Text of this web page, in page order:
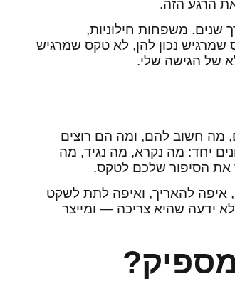
הרגע הזה.
שנים. משפחות חילוניות,
שמרגיש נכון להן, לא טקס שמרגיש
של הגישה שלי.
מה חשוב להם, ומה הם רוצים
יחד: מה נקרא, מה נגיד, מה
את הסיפור שלכם לטקס.
איפה להאריך, ואיפה לתת לשקט
ידעה שהיא צריכה — ומייצר